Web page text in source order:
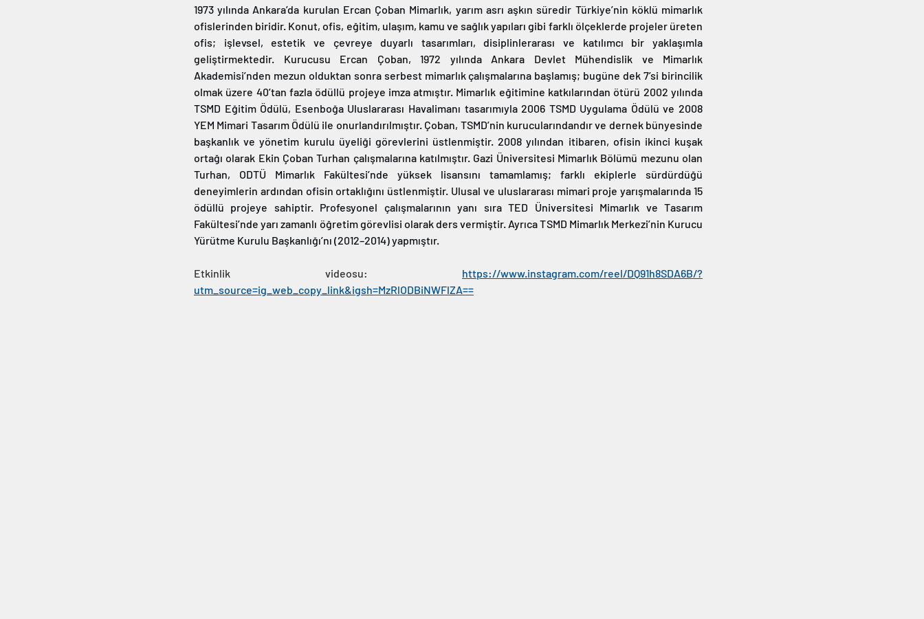
1973 yılında Ankara’da kurulan Ercan Çoban Mimarlık, yarım asrı aşkın süredir Türkiye’nin köklü mimarlık
ofislerinden biridir. Konut, ofis, eğitim, ulaşım, kamu ve sağlık yapıları gibi farklı ölçeklerde projeler üreten
ofis; işlevsel, estetik ve çevreye duyarlı tasarımları, disiplinlerarası ve katılımcı bir yaklaşımla
geliştirmektedir. Kurucusu Ercan Çoban, 1972 yılında Ankara Devlet Mühendislik ve Mimarlık
Akademisi’nden mezun olduktan sonra serbest mimarlık çalışmalarına başlamış; bugüne dek 7’si birincilik
olmak üzere 40’tan fazla ödüllü projeye imza atmıştır. Mimarlık eğitimine katkılarından ötürü 2002 yılında
TSMD Eğitim Ödülü, Esenboğa Uluslararası Havalimanı tasarımıyla 2006 TSMD Uygulama Ödülü ve 2008
YEM Mimari Tasarım Ödülü ile onurlandırılmıştır. Çoban, TSMD’nin kurucularındandır ve dernek bünyesinde
başkanlık ve yönetim kurulu üyeliği görevlerini üstlenmiştir. 2008 yılından itibaren, ofisin ikinci kuşak
ortağı olarak Ekin Çoban Turhan çalışmalarına katılmıştır. Gazi Üniversitesi Mimarlık Bölümü mezunu olan
Turhan, ODTÜ Mimarlık Fakültesi’nde yüksek lisansını tamamlamış; farklı ekiplerle sürdürdüğü
deneyimlerin ardından ofisin ortaklığını üstlenmiştir. Ulusal ve uluslararası mimari proje yarışmalarında 15
ödüllü projeye sahiptir. Profesyonel çalışmalarının yanı sıra TED Üniversitesi Mimarlık ve Tasarım
Fakültesi’nde yarı zamanlı öğretim görevlisi olarak ders vermiştir. Ayrıca TSMD Mimarlık Merkezi’nin Kurucu
Yürütme Kurulu Başkanlığı’nı (2012–2014) yapmıştır.
Etkinlik videosu: https://www.instagram.com/reel/DQ91h8SDA6B/?
utm_source=ig_web_copy_link&igsh=MzRlODBiNWFlZA==